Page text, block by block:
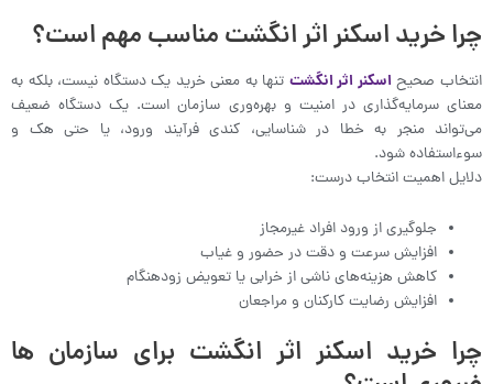
چرا خرید اسکنر اثر انگشت مناسب مهم است؟
انتخاب صحیح اسکنر اثر انگشت تنها به معنی خرید یک دستگاه نیست، بلکه به
معنای سرمایه‌گذاری در امنیت و بهره‌وری سازمان است. یک دستگاه ضعیف
می‌تواند منجر به خطا در شناسایی، کندی فرآیند ورود، یا حتی هک و
سوءاستفاده شود.
دلایل اهمیت انتخاب درست:
جلوگیری از ورود افراد غیرمجاز
افزایش سرعت و دقت در حضور و غیاب
کاهش هزینه‌های ناشی از خرابی یا تعویض زودهنگام
افزایش رضایت کارکنان و مراجعان
چرا خرید اسکنر اثر انگشت برای سازمان‌ ها